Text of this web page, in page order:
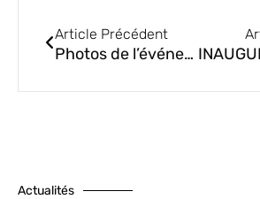
Article Précédent
Photos de l’événement du 19 Septembre 2024
Actualités